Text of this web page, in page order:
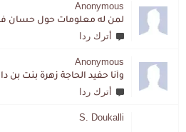
Anonymous
أترك ردا
Anonymous
أترك ردا
S. Doukalli